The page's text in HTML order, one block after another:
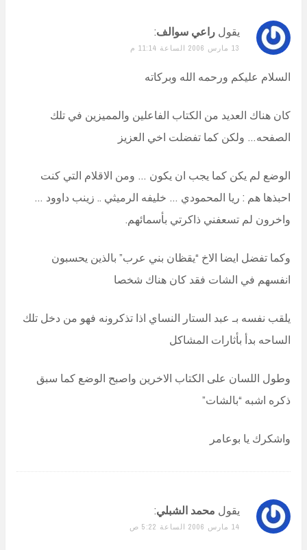
يقول راعي سوالف:
13 مارس 2006 الساعة 11:14 م
السلام عليكم ورحمه الله وبركاته
كان هناك العديد من الكتاب الفاعلين والمميزين في تلك
الصفحه… ولكن كما تفضلت اخي العزيز
الوضع لم يكن كما يجب ان يكون … ومن الاقلام التي كنت
احبذها هم : ريا المحمودي … خليفه الرميثي .. زينب داوود …
واخرون لم تسعفني ذاكرتي بأسمائهم.
وكما تفضل ايضا الاخ “يقظان بني عرب” بالذين يحسبون
انفسهم في الشات فقد كان هناك شخصا
يلقب نفسه بـ عبد الستار النساي اذا تذكرونه فهو من دخل تلك
الساحه بدأ بأثارات المشاكل
وطول اللسان على الكتاب الاخرين واصبح الوضع كما سبق
ذكره اشبه “بالشات”
واشكرك يا بوعامر
يقول محمد الشبلي:
14 مارس 2006 الساعة 5:22 ص